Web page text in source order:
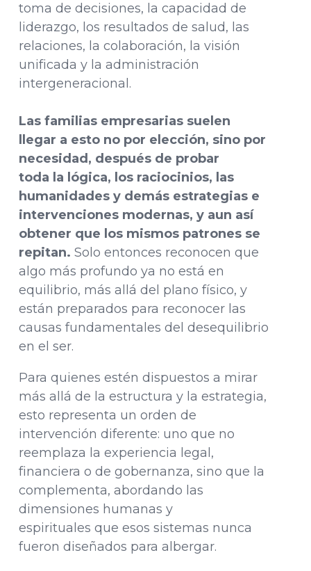
toma de decisiones, la capacidad de
liderazgo, los resultados de salud, las
relaciones, la colaboración, la visión
unificada y la administración
intergeneracional.
Las familias empresarias suelen
llegar a esto no por elección, sino por
necesidad, después de probar
toda la lógica, los raciocinios, las
humanidades y demás estrategias e
intervenciones modernas, y aun así
obtener que los mismos patrones se
repitan. Solo entonces reconocen que
algo más profundo ya no está en
equilibrio, más allá del plano físico, y
están preparados para reconocer las
causas fundamentales del desequilibrio
en el ser.
Para quienes estén dispuestos a mirar
más allá de la estructura y la estrategia,
esto representa un orden de
intervención diferente: uno que no
reemplaza la experiencia legal,
financiera o de gobernanza, sino que la
complementa, abordando las
dimensiones humanas y
espirituales que esos sistemas nunca
fueron diseñados para albergar.